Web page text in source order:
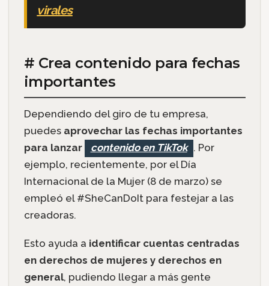
virales
# Crea contenido para fechas
importantes
Dependiendo del giro de tu empresa,
puedes aprovechar las fechas importantes
para lanzar
contenido en TikTok . Por
ejemplo, recientemente, por el Día
Internacional de la Mujer (8 de marzo) se
empleó el #SheCanDoIt para festejar a las
creadoras.
Esto ayuda a identificar cuentas centradas
en derechos de mujeres y derechos en
general, pudiendo llegar a más gente